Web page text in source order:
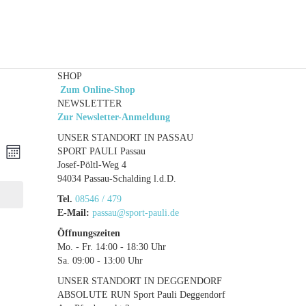
Veranstaltung
Ansichten-
Navigation
Monat
SHOP
Zum Online-Shop
NEWSLETTER
Zur Newsletter-Anmeldung
UNSER STANDORT IN PASSAU
SPORT PAULI Passau
Josef-Pöltl-Weg 4
94034 Passau-Schalding l.d.D.
Tel. 08546 / 479
E-Mail: passau@sport-pauli.de
Öffnungszeiten
Mo. - Fr. 14:00 - 18:30 Uhr
Sa. 09:00 - 13:00 Uhr
UNSER STANDORT IN DEGGENDORF
ABSOLUTE RUN Sport Pauli Deggendorf